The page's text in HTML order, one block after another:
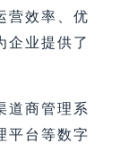
营效率、优
企业提供了
道商管理系
平台等数字